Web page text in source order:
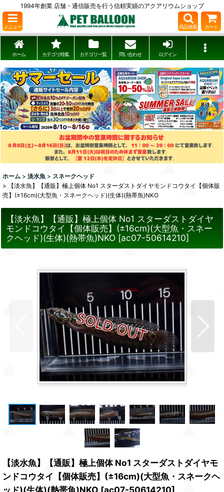
1994年創業 店舗・通信販売を行う信頼実績のアクアリウムショップ
メニュー 商品検索 カート
ホーム カテゴリ特集 カテゴリ一覧 問い合わせ ログイン
ホーム > 淡水魚 > スネークヘッド
>
【淡水魚】【通販】極上個体 No1 スターダストダイヤモンドコウタイ【個体販
売】(±16cm)(大型魚・スネークヘッド)(生体)(熱帯魚)NKO
【淡水魚】【通販】極上個体 No1 スターダストダイヤ
モンドコウタイ【個体販売】(±16cm)(大型魚・スネー
クヘッド)(生体)(熱帯魚)NKO [ac07-50614210]
【淡水魚】【通販】極上個体 No1 スターダストダイヤモ
ンドコウタイ【個体販売】(±16cm)(大型魚・スネークヘ
ッド)(生体)(熱帯魚)NKO [ac07-50614210]